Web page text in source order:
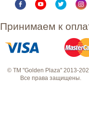
Принимаем к
© ТМ "Golden Plaza" 2013-
Все права защищены.